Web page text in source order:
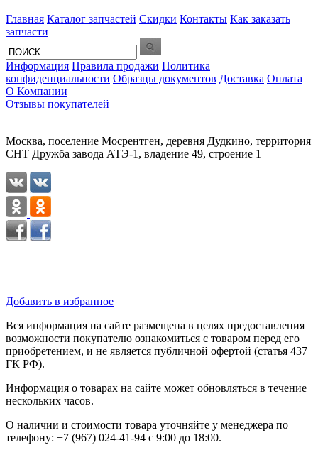
Главная Каталог запчастей Скидки Контакты Как заказать
запчасти
Информация Правила продажи Политика
конфиденциальности Образцы документов Доставка Оплата
О Компании
Отзывы покупателей
Москва, поселение Мосрентген, деревня Дудкино, территория
СНТ Дружба завода АТЭ-1, владение 49, строение 1
Добавить в избранное
Вся информация на сайте размещена в целях предоставления
возможности покупателю ознакомиться с товаром перед его
приобретением, и не является публичной офертой (статья 437
ГК РФ).
Информация о товарах на сайте может обновляться в течение
нескольких часов.
О наличии и стоимости товара уточняйте у менеджера по
телефону: +7 (967) 024-41-94 с 9:00 до 18:00.